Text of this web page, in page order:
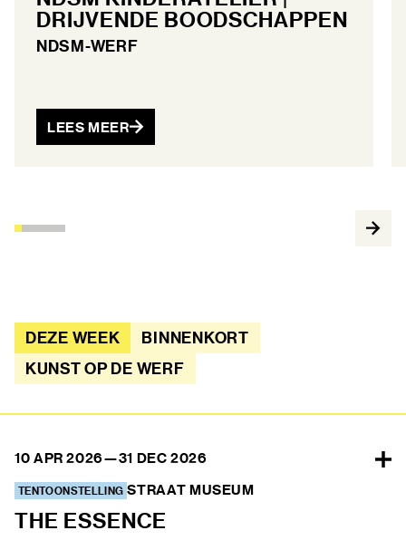
DRIJVENDE BOODSCHAPPEN
NDSM-WERF
LEES MEER
DEZE WEEK
BINNENKORT
KUNST OP DE WERF
10 APR 2026—31 DEC 2026
TENTOONSTELLING STRAAT MUSEUM
THE ESSENCE